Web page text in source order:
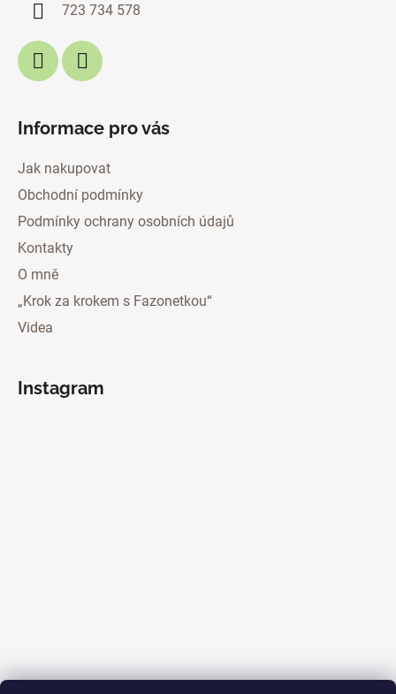
723 734 578
Informace pro vás
Jak nakupovat
Obchodní podmínky
Podmínky ochrany osobních údajů
Kontakty
O mně
„Krok za krokem s Fazonetkou“
Videa
Instagram